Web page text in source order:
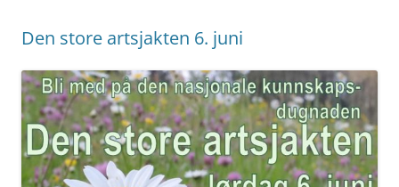
Den store artsjakten 6. juni